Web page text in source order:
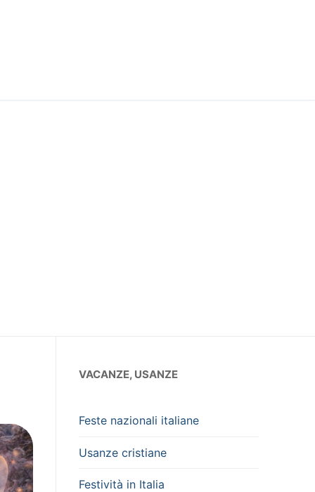
VACANZE, USANZE
Feste nazionali italiane
Usanze cristiane
Festività in Italia